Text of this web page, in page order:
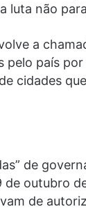
luta não
a
pelo país
cidades que
de
outubro
de